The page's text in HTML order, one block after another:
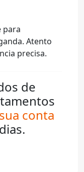
para
Atento
precisa.
de
conta